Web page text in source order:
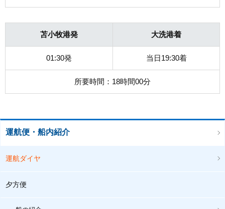
苫小牧港発 大洗港着
01:30発 当日19:30着
所要時間：18時間00分
運航便・船内紹介
運航ダイヤ
夕方便